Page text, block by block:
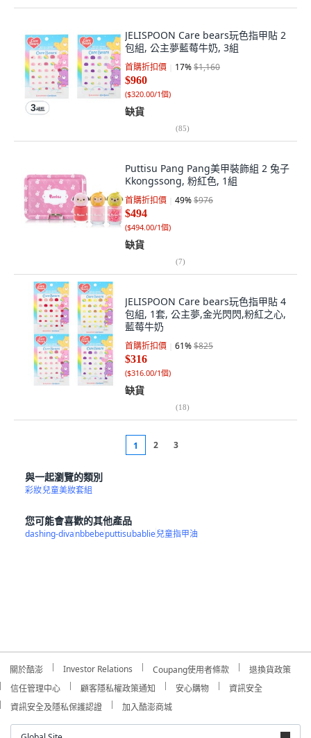
JELISPOON Care bears玩色指甲貼 2
包組, 公主夢藍莓牛奶, 3組
首購折扣價 17%$1,160
$960
($320.00/1個)
缺貨
(85)
Puttisu Pang Pang美甲裝飾組 2 兔子
Kkongssong, 粉紅色, 1組
首購折扣價 49%$976
$494
($494.00/1個)
缺貨
(7)
JELISPOON Care bears玩色指甲貼 4
包組, 1套, 公主夢,金光閃閃,粉紅之心,
藍莓牛奶
首購折扣價 61%$825
$316
($316.00/1個)
缺貨
(18)
1 2 3
與一起瀏覽的類別
彩妝兒童美妝套組
您可能會喜歡的其他產品
dashing-divanbbebeputtisubablie兒童指甲油
關於酷澎 Investor Relations Coupang使用者條款
退換貨政策
信任管理中心
顧客隱私權政策通知 安心購物
資訊安全
資訊安全及隱私保護認證
加入酷澎商城